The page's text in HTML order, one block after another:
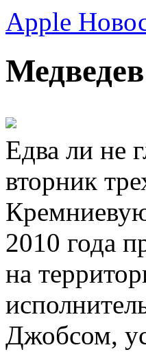
Apple
Едва ли не
вторник
2010 года
на
Джобсом,